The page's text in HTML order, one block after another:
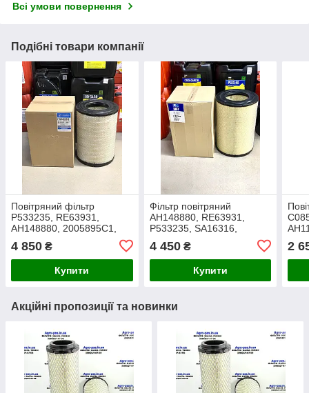
Всі умови повернення
Подібні товари компанії
Повітряний фільтр
P533235, RE63931,
AH148880, 2005895C1,
AF25033
4 850 ₴
Купити
Фільтр повітряний
AH148880, RE63931,
P533235, SA16316,
27E2100, RS3530 на John
Deere (OE:Case)
4 450₴
Купити
2
Акційні пропозиції та новинки